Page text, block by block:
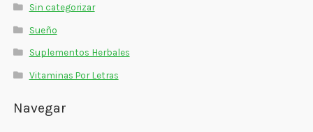
Sin categorizar
Sueño
Suplementos Herbales
Vitaminas Por Letras
Navegar